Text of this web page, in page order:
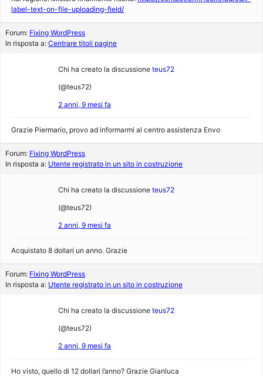
label-text-on-file-uploading-field/
Forum: Fixing WordPress
In risposta a: Centrare titoli pagine
Chi ha creato la discussione teus72
(@teus72)
2 anni, 9 mesi fa
Grazie Piermario, provo ad informarmi al centro assistenza Envo
Forum: Fixing WordPress
In risposta a: Utente registrato in un sito in costruzione
Chi ha creato la discussione teus72
(@teus72)
2 anni, 9 mesi fa
Acquistato 8 dollari un anno. Grazie
Forum: Fixing WordPress
In risposta a: Utente registrato in un sito in costruzione
Chi ha creato la discussione teus72
(@teus72)
2 anni, 9 mesi fa
Ho visto, quello di 12 dollari l’anno? Grazie Gianluca